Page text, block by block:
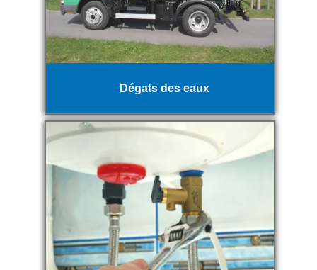
Dégats des eaux